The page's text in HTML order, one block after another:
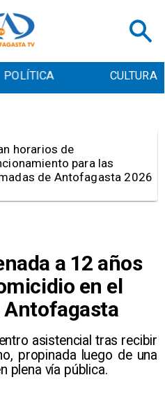
CULTURA
a 12 años
en el
asistencial tras recibir
propinada luego de una
plena vía pública.
graves deficiencias:
uso de caldera en
Andina en